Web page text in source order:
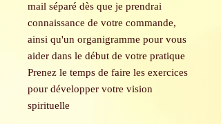
mail séparé dès que je prendrai
connaissance de votre commande,
ainsi qu'un organigramme pour vous
aider dans le début de votre pratique
Prenez le temps de faire les exercices
pour développer votre vision
spirituelle